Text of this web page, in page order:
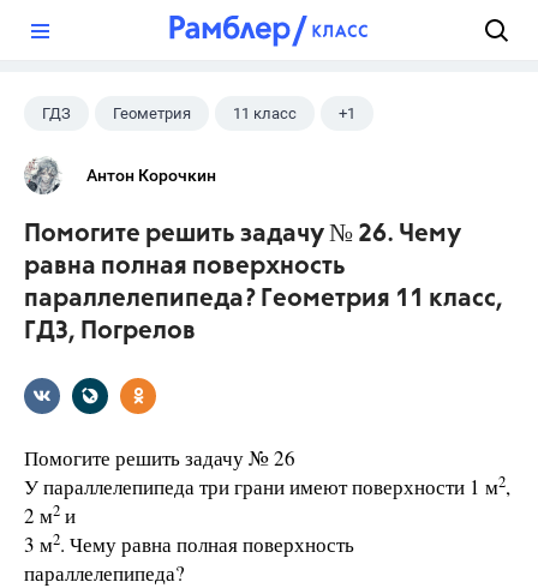
ГДЗ Геометрия 11 класс +1
Погорелов А.В.
Антон Корочкин
Помогите решить задачу № 26. Чему
равна полная поверхность
параллелепипеда? Геометрия 11 класс,
ГДЗ, Погрелов
Помогите решить задачу № 26
У параллелепипеда три грани имеют поверхности 1 м2,
2 м2 и
3 м2. Чему равна полная поверхность
параллелепипеда?